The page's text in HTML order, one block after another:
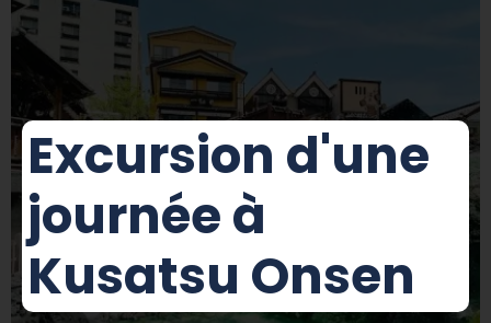
Excursion d'une
journée à
Kusatsu Onsen